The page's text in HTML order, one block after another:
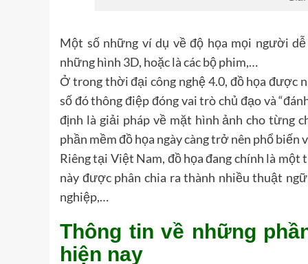
Một số những ví dụ về độ họa mọi người
những hình 3D, hoặc là các bộ phim,…
Ở trong thời đại công nghệ 4.0, đồ họa được
số đó thông điệp đóng vai trò chủ đạo và
định là giải pháp về mặt hình ảnh cho từng
phần mềm đồ họa ngày càng trở nên phổ biến
Riêng tại Việt Nam, đồ họa đang chính là
này được phân chia ra thành nhiều thuật
nghiệp,…
Thông tin về những
hiện nay